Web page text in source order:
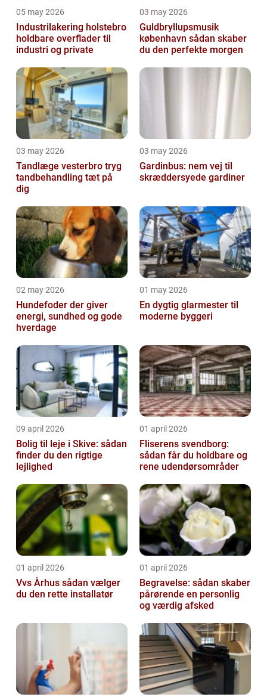
05 may 2026
Industrilakering holstebro
holdbare overflader til
industri og private
03 may 2026
Guldbryllupsmusik
københavn sådan skaber
du den perfekte morgen
03 may 2026
Tandlæge vesterbro tryg
tandbehandling tæt på
dig
03 may 2026
Gardinbus: nem vej til
skræddersyede gardiner
02 may 2026
Hundefoder der giver
energi, sundhed og gode
hverdage
01 may 2026
En dygtig glarmester til
moderne byggeri
09 april 2026
Bolig til leje i Skive: sådan
finder du den rigtige
lejlighed
01 april 2026
Fliserens svendborg:
sådan får du holdbare og
rene udendørsområder
01 april 2026
Vvs Århus sådan vælger
du den rette installatør
01 april 2026
Begravelse: sådan skaber
pårørende en personlig
og værdig afsked